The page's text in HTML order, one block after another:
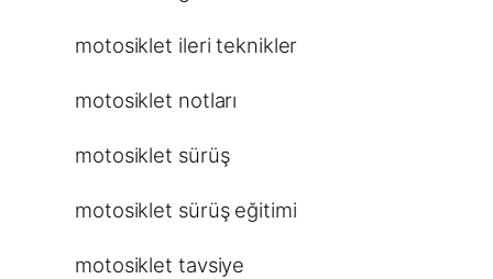
motosiklet ileri teknikler
motosiklet notları
motosiklet sürüş
motosiklet sürüş eğitimi
motosiklet tavsiye